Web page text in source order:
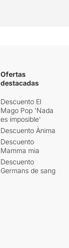
Ofertas
destacadas
Descuento El
Mago Pop 'Nada
es imposible'
Descuento Ànima
Descuento
Mamma mia
Descuento
Germans de sang